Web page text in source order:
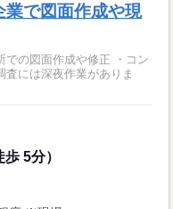
で図面作成や現
での図面作成や修正 ・コン
には深夜作業がありま
5分）